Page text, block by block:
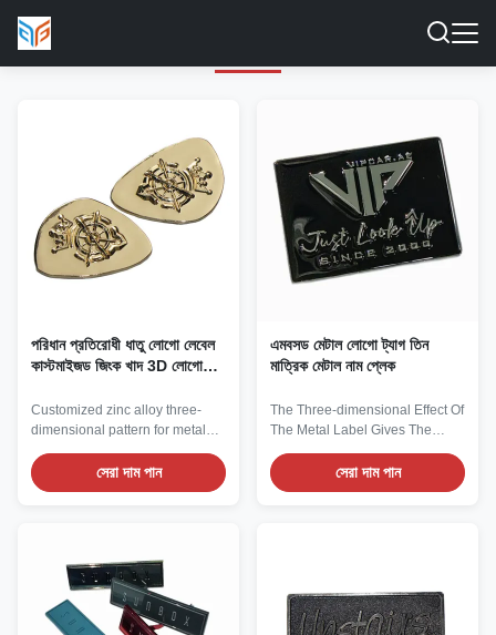
পরিধান প্রতিরোধী ধাতু লোগো লেবেল
কাস্টমাইজড জিংক খাদ 3D লোগো
Customized zinc alloy three-
dimensional pattern for metal
logo labels Made of zinc alloy, it
presents a luxurious metallic
luster on the surface and
presents a combination Logo
featuring a compass, a crown,
etc. The ...
সেরা দাম পান
এমবসড মেটাল লোগো ট্যাগ তিন
মাত্রিক মেটাল নাম প্লেক
The Three-dimensional Effect Of
The Metal Label Gives The
Brand A High-end Texture As
one of the core carriers of brand
identity, metal LOGO labels, with
choice for all industries to ...
সেরা দাম পান